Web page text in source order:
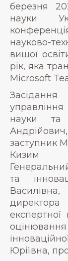
березня
науки
науково-
вищої
рік, яка
Microsoft
управління
науки та
заступник
Кизим
та
оцінювання
Юріївна,